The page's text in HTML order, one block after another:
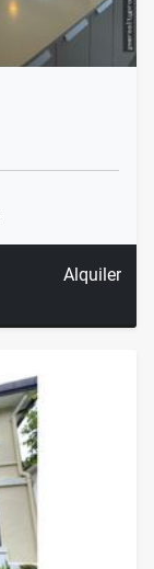
Alquiler